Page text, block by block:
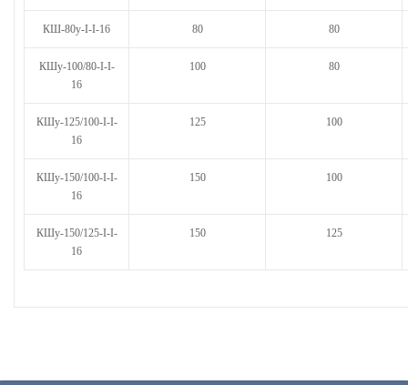
КШ-80у-I-I-16 80 80
КШу-100/80-I-I-
16
100 80
КШу-125/100-I-I-
16
125 100
КШу-150/100-I-I-
16
150 100
КШу-150/125-I-I-
16
150 125